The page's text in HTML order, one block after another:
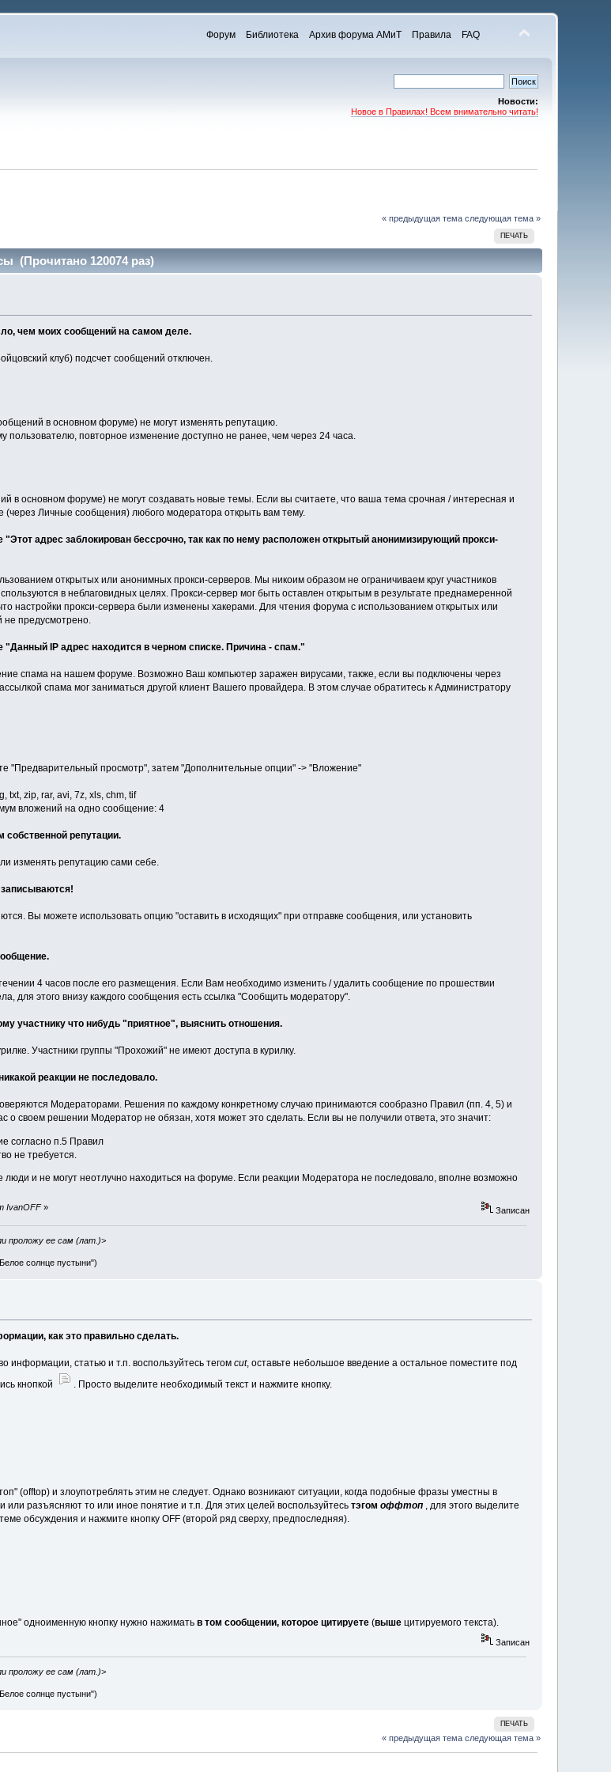
Форум Библиотека Архив форума АМиТ Правила FAQ
Новости:
Новое в Правилах! Всем внимательно читать!
« предыдущая тема следующая тема »
ПЕЧАТЬ
(Прочитано 120074 раз)
чем моих сообщений на самом деле.
клуб) подсчет сообщений отключен.
в основном форуме) не могут изменять репутацию.
повторное изменение доступно не ранее, чем через 24 часа.
в основном форуме) не могут создавать новые темы. Если вы считаете, что ваша тема срочная / интересная и
(через Личные сообщения) любого модератора открыть вам тему.
адрес заблокирован бессрочно, так как по нему расположен открытый анонимизирующий прокси-
открытых или анонимных прокси-серверов. Мы никоим образом не ограничиваем круг участников
в неблаговидных целях. Прокси-сервер мог быть оставлен открытым в результате преднамеренной
настройки прокси-сервера были изменены хакерами. Для чтения форума с использованием открытых или
не предусмотрено.
IP адрес находится в черном списке. Причина - спам."
спама на нашем форуме. Возможно Ваш компьютер заражен вирусами, также, если вы подключены через
спама мог заниматься другой клиент Вашего провайдера. В этом случае обратитесь к Администратору
"Предварительный просмотр", затем "Дополнительные опции" -> "Вложение"
txt, zip, rar, avi, 7z, xls, chm, tif
вложений на одно сообщение: 4
собственной репутации.
изменять репутацию сами себе.
Вы можете использовать опцию "оставить в исходящих" при отправке сообщения, или установить
4 часов после его размещения. Если Вам необходимо изменить / удалить сообщение по прошествии
для этого внизу каждого сообщения есть ссылка "Сообщить модератору".
участнику что нибудь "приятное", выяснить отношения.
Участники группы "Прохожий" не имеют доступа в курилку.
реакции не последовало.
Модераторами. Решения по каждому конкретному случаю принимаются сообразно Правил (пп. 4, 5) и
о своем решении Модератор не обязан, хотя может это сделать. Если вы не получили ответа, это значит:
согласно п.5 Правил
не требуется.
и не могут неотлучно находиться на форуме. Если реакции Модератора не последовало, вполне возможно
IvanOFF» Записан
проложу ее сам (лат.)>
солнце пустыни")
как это правильно сделать.
информации, статью и т.п. воспользуйтесь тегом cut, оставьте небольшое введение а остальное поместите под
кнопкой
. Просто выделите необходимый текст и нажмите кнопку.
(offtop) и злоупотреблять этим не следует. Однако возникают ситуации, когда подобные фразы уместны в
разъясняют то или иное понятие и т.п. Для этих целей воспользуйтесь тэгом оффтоп , для этого выделите
обсуждения и нажмите кнопку OFF (второй ряд сверху, предпоследняя).
одноименную кнопку нужно нажиматьв том сообщении, которое цитируете(выше цитируемого текста).
Записан
проложу ее сам (лат.)>
солнце пустыни")
ПЕЧАТЬ
« предыдущая тема следующая тема »